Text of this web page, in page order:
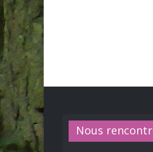
Nous